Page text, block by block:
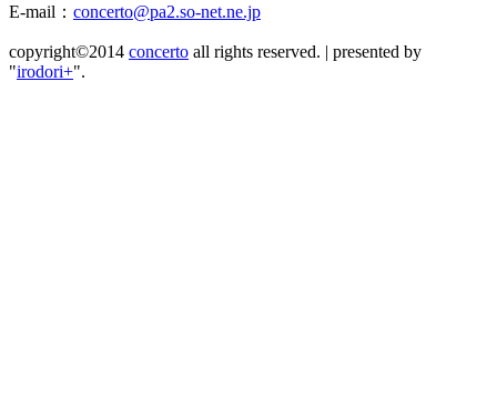
E-mail： concerto@pa2.so-net.ne.jp
copyright©2014 concerto all rights reserved. | presented by
"irodori+".